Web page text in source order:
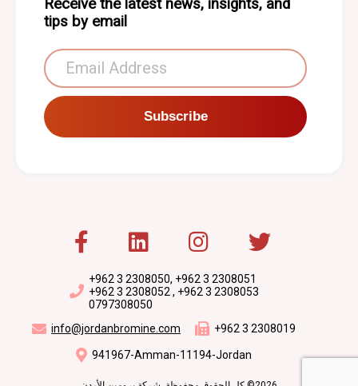
Receive the latest news, insights, and
tips by email
Subscribe
+962 3 2308050, +962 3 2308051
+962 3 2308052 , +962 3 2308053
0797308050
info@jordanbromine.com
+962 3 2308019
941967-Amman-11194-Jordan